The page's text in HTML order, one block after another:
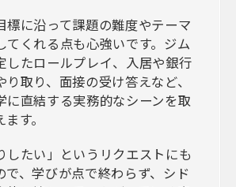
標に沿って課題の難度やテーマ
てくれる点も心強いです。ジム
したロールプレイ、入居や銀行
取り、面接の受け答えなど、
に直結する実務的なシーンを取
す。
したい」というリクエストにも
で、学びが点で終わらず、シド